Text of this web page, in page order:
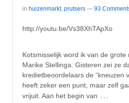
in huizenmarkt, prutsers — 93
http://youtu.be/Vs38XhTApXo
Kotsmisselijk word ik van de
Marike Stellinga. Gisteren zei ze
kredietbeoordelaars de “kneuzen
heeft zeker een punt, maar zelf
vrijuit. Aan het begin van …